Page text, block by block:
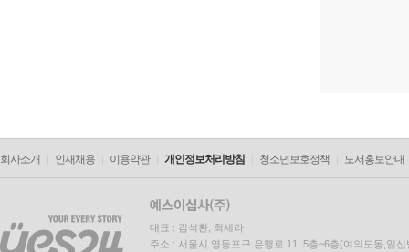
회사소개 인재채용 이용약관 개인정보처리방침 청소년보호정책 도서홍보안내
대표 : 김석환, 최세라
주소 : 서울시 영등포구 은행로 11, 5층~6층(여의도동,일신